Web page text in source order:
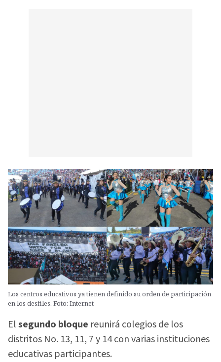
Los centros educativos ya tienen definido su orden de participación
en los desfiles. Foto: Internet
Elsegundo bloque reunirá colegios de los
distritos No. 13, 11, 7 y 14 con varias instituciones
educativas participantes.